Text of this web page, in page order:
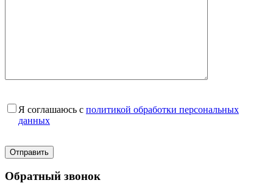
Я соглашаюсь с политикой обработки персональных
данных
Обратный звонок